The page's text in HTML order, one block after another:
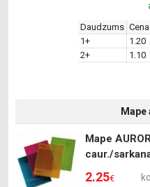
Daudzums Cena
1+
1.20
2+
1.10
Mape
caur./
2.25€